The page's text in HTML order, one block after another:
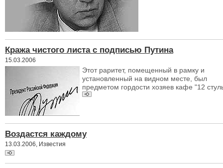
Кража чистого листа с подписью Путина
15.03.2006
Этот раритет, помещенный в рамку и
установленный на видном месте, был
предметом гордости хозяев кафе "12
Воздастся каждому
13.03.2006, Известия